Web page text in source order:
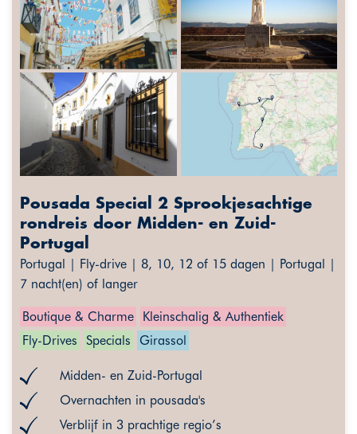
Pousada Special 2 Sprookjesachtige
rondreis door Midden- en Zuid-
Portugal
Portugal | Fly-drive | 8, 10, 12 of 15 dagen | Portugal |
7 nacht(en) of langer
Boutique & Charme
Kleinschalig & Authentiek
Fly-Drives
Specials Girassol
Midden- en Zuid-Portugal
Overnachten in pousada's
Verblijf in 3 prachtige regio’s